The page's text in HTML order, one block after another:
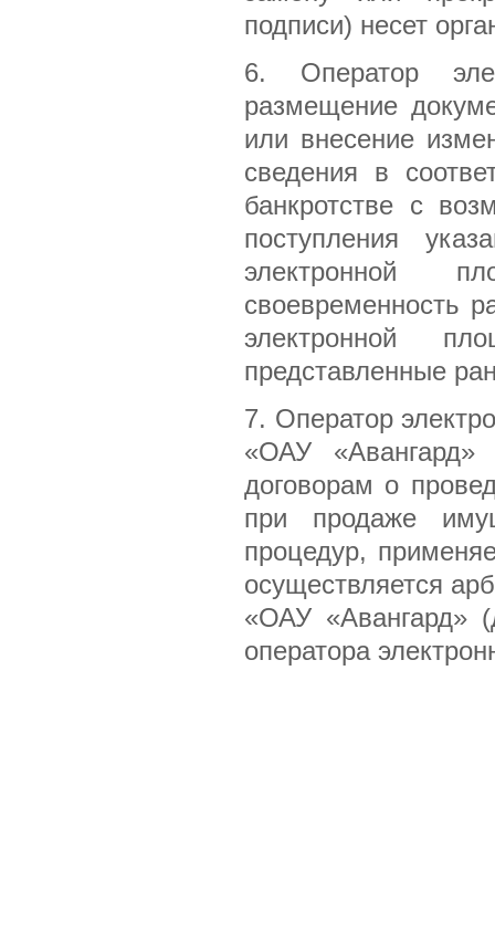
подписи) несет
6. Оператор
размещение
или внесение
сведения в
банкротстве с
поступления
электронной
своевременность
электронной
представленные
7. Оператор
«ОАУ «Авангард»
договорам о
при продаже
процедур,
осуществляется
«ОАУ «Авангард»
оператора